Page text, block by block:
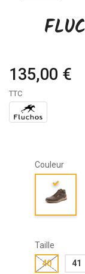
135,00 €
TTC
Couleur
Taille
40
41